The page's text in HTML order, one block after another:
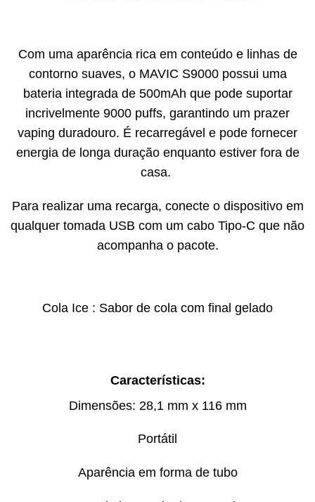
Com uma aparência rica em conteúdo e linhas de
contorno suaves, o MAVIC S9000 possui uma
bateria integrada de 500mAh que pode suportar
incrivelmente 9000 puffs, garantindo um prazer
vaping duradouro. É recarregável e pode fornecer
energia de longa duração enquanto estiver fora de
casa.
Para realizar uma recarga, conecte o dispositivo em
qualquer tomada USB com um cabo Tipo-C que não
acompanha o pacote.
Cola Ice : Sabor de cola com final gelado
Características:
Dimensões: 28,1 mm x 116 mm
Portátil
Aparência em forma de tubo